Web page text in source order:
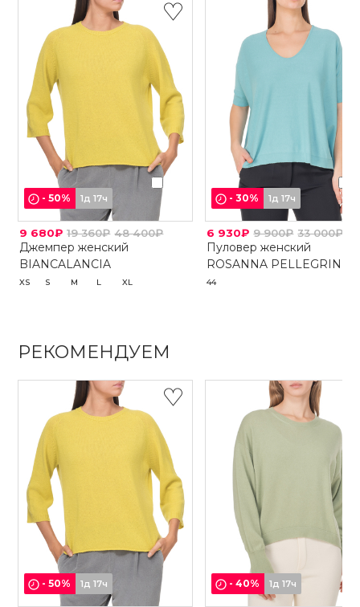
-50% 1д 17ч
9 680₽ 19 360₽ 48 400₽
Джемпер женский
BIANCALANCIA
XS S M L XL
-30% 1д 17ч
6 930₽ 9 900₽ 33 000₽
Пуловер женский
ROSANNA PELLEGRINI
44
РЕКОМЕНДУЕМ
-50% 1д 17ч -40% 1д 17ч